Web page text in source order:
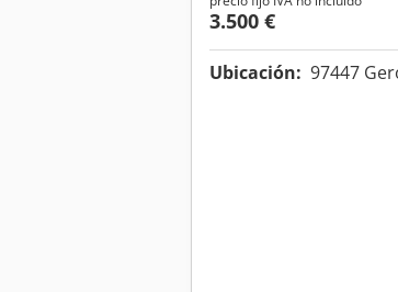
3.500 €
Ubicación: 97447